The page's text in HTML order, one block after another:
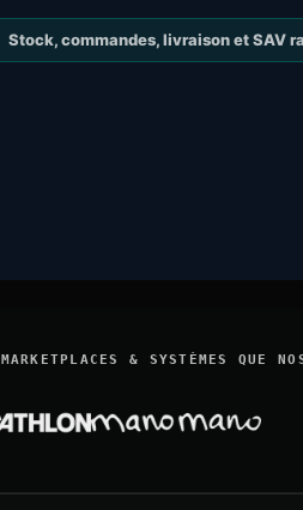
Stock, commandes, livraison et SAV
MARKETPLACES & SYSTÈMES QUE